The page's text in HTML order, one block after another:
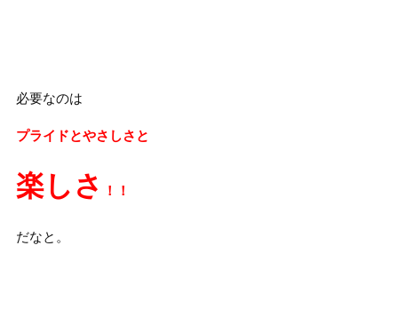
必要なのは
プライドとやさしさと
楽しさ ！！
だなと。